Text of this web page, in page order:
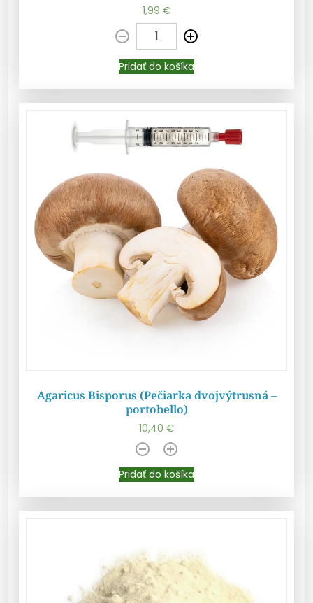
Pridať do košíka
1,99 €
Pridať do košíka
Pridať do košíka
Agaricus Bisporus (Pečiarka dvojvýtrusná –
portobello)
10,40 €
Pridať do košíka